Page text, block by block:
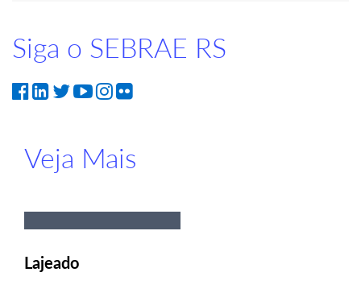
Siga o SEBRAE RS
Veja Mais
Lajeado